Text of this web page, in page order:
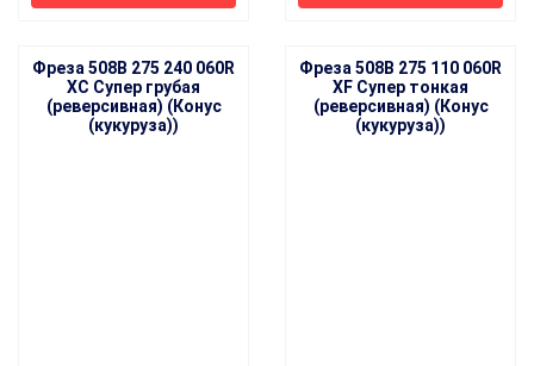
Фреза 508B 275 240 060R
XC Супер грубая
(реверсивная) (Конус
(кукуруза))
Фреза 508B 275 110 060R
XF Супер тонкая
(реверсивная) (Конус
(кукуруза))